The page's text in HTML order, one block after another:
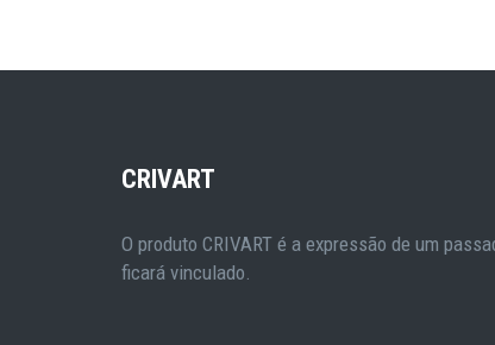
CRIVART
O produto CRIVART é a expressão de um
ficará vinculado.